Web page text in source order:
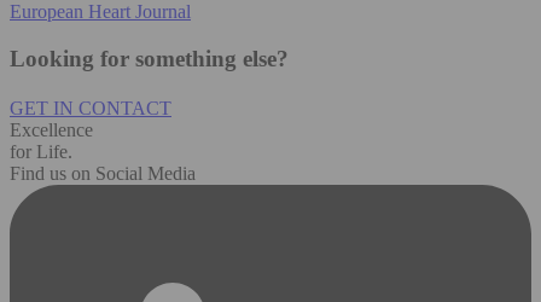
European Heart Journal
Looking for something else?
GET IN CONTACT
Excellence
for Life.
Find us on Social Media